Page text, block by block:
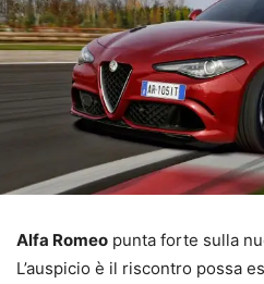
Alfa Romeo punta forte sulla
L’auspicio è il riscontro possa